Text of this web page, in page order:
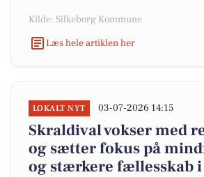
Kilde: Silkeborg Kommune
Læs hele artiklen her
LOKALT NYT 03-07-2026 14:15
Skraldival vokser med
og sætter fokus på
og stærkere fællesskab